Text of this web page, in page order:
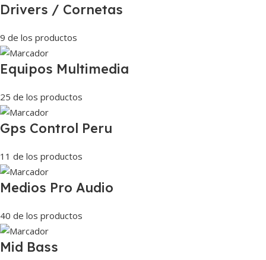
Drivers / Cornetas
9 de los productos
Equipos Multimedia
25 de los productos
Gps Control Peru
11 de los productos
Medios Pro Audio
40 de los productos
Mid Bass